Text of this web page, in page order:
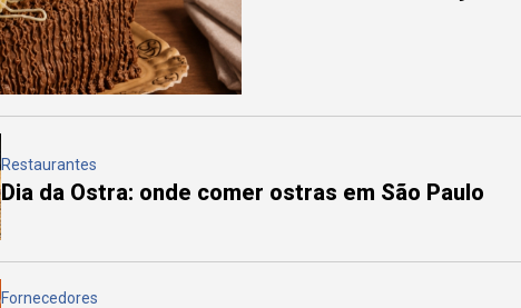
Restaurantes
Dia da Ostra: onde comer ostras em São Paulo
Fornecedores